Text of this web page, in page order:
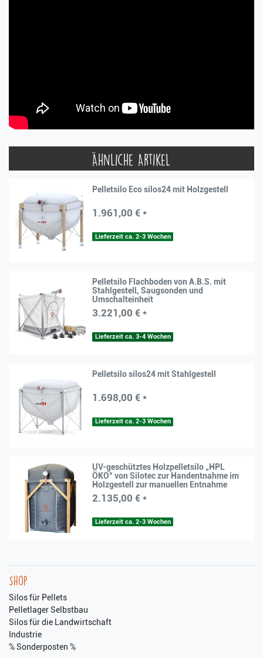
Ähnliche Artikel
Pelletsilo Eco silos24 mit Holzgestell
1.961,00 € *
Lieferzeit ca. 2-3 Wochen
Pelletsilo Flachboden von A.B.S. mit
Stahlgestell, Saugsonden und
Umschalteinheit
3.221,00 € *
Lieferzeit ca. 3-4 Wochen
Pelletsilo silos24 mit Stahlgestell
1.698,00 € *
Lieferzeit ca. 2-3 Wochen
UV-geschütztes Holzpelletsilo „HPL
ÖKO“ von Silotec zur Handentnahme im
Holzgestell zur manuellen Entnahme
2.135,00 € *
Lieferzeit ca. 2-3 Wochen
Shop
Silos für Pellets
Pelletlager Selbstbau
Silos für die Landwirtschaft
Industrie
% Sonderposten %